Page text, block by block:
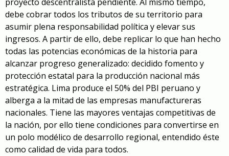
proyecto descentralista pendiente. Al mismo tiempo,
debe cobrar todos los tributos de su territorio para
asumir plena responsabilidad política y elevar sus
ingresos. A partir de ello, debe replicar lo que han hecho
todas las potencias económicas de la historia para
alcanzar progreso generalizado: decidido fomento y
protección estatal para la producción nacional más
estratégica. Lima produce el 50% del PBI peruano y
alberga a la mitad de las empresas manufactureras
nacionales. Tiene las mayores ventajas competitivas de
la nación, por ello tiene condiciones para convertirse en
un polo modélico de desarrollo regional, entendido éste
como calidad de vida para todos.